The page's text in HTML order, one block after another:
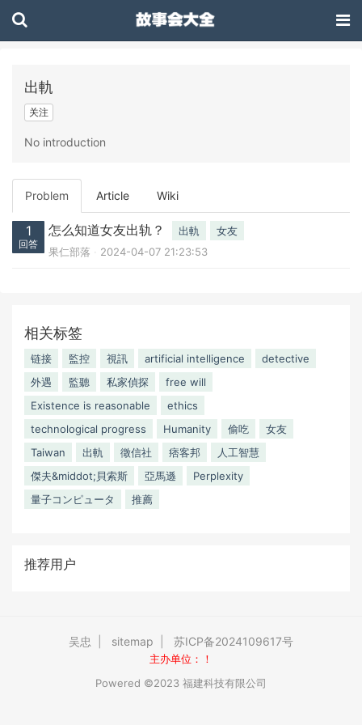
出軌
关注
No introduction
Problem Article Wiki
1
回答
怎么知道女友出轨？ 出軌
女友
果仁部落
2024-04-07 21:23:53
相关标签
链接 監控 視訊 artificial intelligence
detective
外遇
監聽 私家偵探
free will
Existence is reasonable
ethics
technological progress
Humanity 偷吃
女友
Taiwan
出軌 徵信社 痞客邦
人工智慧
傑夫&middot;貝索斯
亞馬遜
Perplexity
量子コンピュータ
推薦
推荐用户
吴忠 sitemap 苏ICP备2024109617号
主办单位：！
Powered ©2023 福建科技有限公司